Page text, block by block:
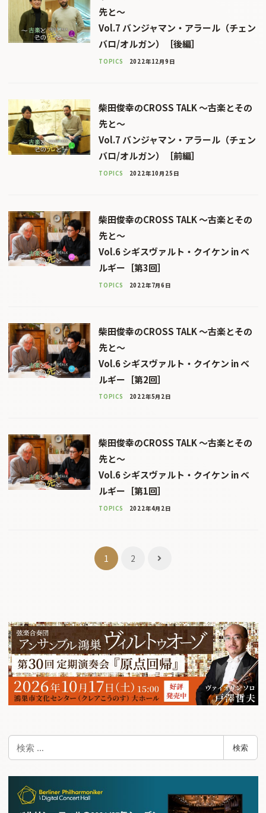
先と〜
Vol.7 バンジャマン・アラール（チェン
バロ/オルガン）［後編］
TOPICS 2022年12月9日
柴田俊幸のCROSS TALK 〜古楽とその
先と〜
Vol.7 バンジャマン・アラール（チェン
バロ/オルガン）［前編］
TOPICS 2022年10月25日
柴田俊幸のCROSS TALK 〜古楽とその
先と〜
Vol.6 シギスヴァルト・クイケン in ベ
ルギー［第3回］
TOPICS 2022年7月6日
柴田俊幸のCROSS TALK 〜古楽とその
先と〜
Vol.6 シギスヴァルト・クイケン in ベ
ルギー［第2回］
TOPICS 2022年5月2日
柴田俊幸のCROSS TALK 〜古楽とその
先と〜
Vol.6 シギスヴァルト・クイケン in ベ
ルギー［第1回］
TOPICS 2022年4月2日
ゲ
ー
シ
ョ
ン
1 2
検
索
検索